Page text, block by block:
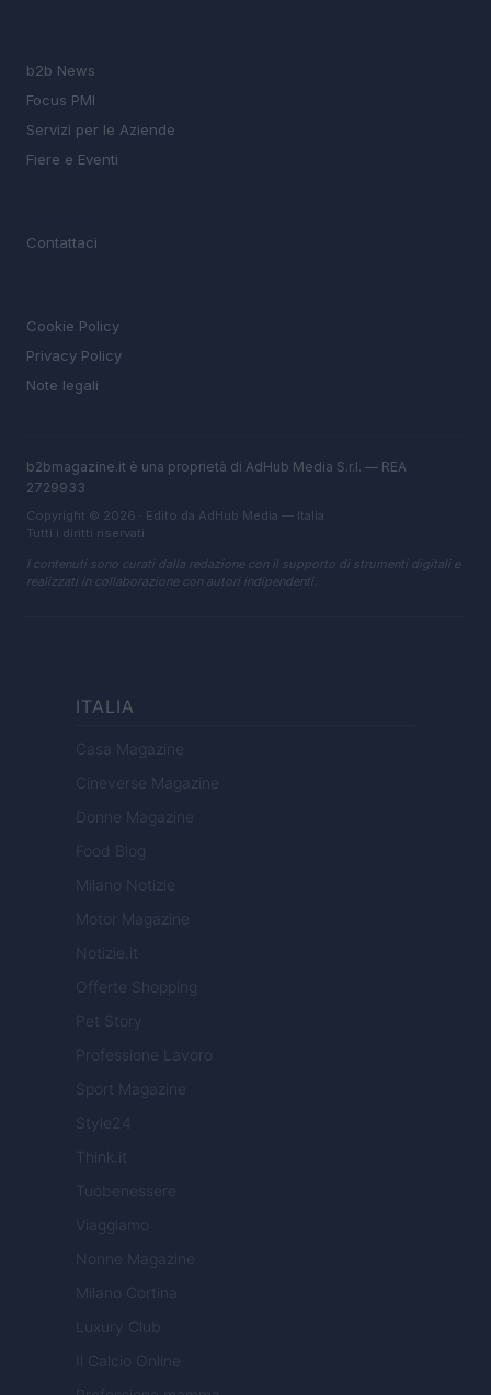
b2b News
Focus PMI
Servizi per le Aziende
Fiere e Eventi
Contattaci
Cookie Policy
Privacy Policy
Note legali
b2bmagazine.it è una proprietà di AdHub Media S.r.l. — REA
2729933
Copyright © 2026 · Edito da AdHub Media — Italia
Tutti i diritti riservati
I contenuti sono curati dalla redazione con il supporto di strumenti digitali e
realizzati in collaborazione con autori indipendenti.
ITALIA
Casa Magazine
Cineverse Magazine
Donne Magazine
Food Blog
Milano Notizie
Motor Magazine
Notizie.it
Offerte Shopping
Pet Story
Professione Lavoro
Sport Magazine
Style24
Think.it
Tuobenessere
Viaggiamo
Nonne Magazine
Milano Cortina
Luxury Club
Il Calcio Online